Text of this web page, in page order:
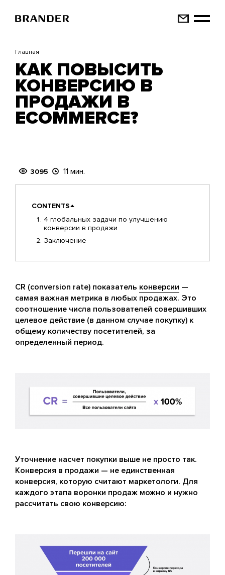
основному
Главная
КАК ПОВЫСИТЬ
КОНВЕРСИЮ В
ПРОДАЖИ В
ECOMMERCE?
3095 11 мин.
CONTENTS
4 глобальных задачи по улучшению
конверсии в продажи
Заключение
CR (conversion rate) показатель конверсии —
самая важная метрика в любых продажах. Это
соотношение числа пользователей совершивших
целевое действие (в данном случае покупку) к
общему количеству посетителей, за
определенный период.
Уточнение насчет покупки выше не просто так.
Конверсия в продажи — не единственная
конверсия, которую считают маркетологи. Для
каждого этапа воронки продаж можно и нужно
рассчитать свою конверсию: